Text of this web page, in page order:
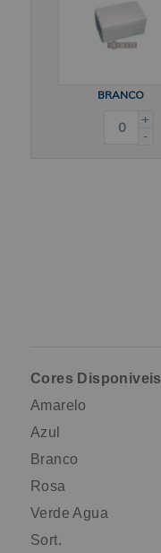
BRANCO
+
-
Cores Disponiveis
Amarelo
Azul
Branco
Rosa
Verde Agua
Sort.